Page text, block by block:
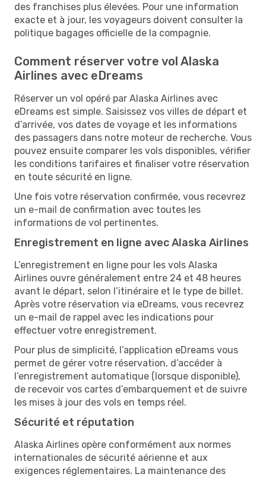
des franchises plus élevées. Pour une information
exacte et à jour, les voyageurs doivent consulter la
politique bagages officielle de la compagnie.
Comment réserver votre vol Alaska
Airlines avec eDreams
​​Réserver un vol opéré par Alaska Airlines avec
eDreams est simple. Saisissez vos villes de départ et
d’arrivée, vos dates de voyage et les informations
des passagers dans notre moteur de recherche. Vous
pouvez ensuite comparer les vols disponibles, vérifier
les conditions tarifaires et finaliser votre réservation
en toute sécurité en ligne.
Une fois votre réservation confirmée, vous recevrez
un e-mail de confirmation avec toutes les
informations de vol pertinentes.
Enregistrement en ligne avec Alaska Airlines
L’enregistrement en ligne pour les vols Alaska
Airlines ouvre généralement entre 24 et 48 heures
avant le départ, selon l’itinéraire et le type de billet.
Après votre réservation via eDreams, vous recevrez
un e-mail de rappel avec les indications pour
effectuer votre enregistrement.
Pour plus de simplicité, l’application eDreams vous
permet de gérer votre réservation, d’accéder à
l’enregistrement automatique (lorsque disponible),
de recevoir vos cartes d’embarquement et de suivre
les mises à jour des vols en temps réel.
Sécurité et réputation
Alaska Airlines opère conformément aux normes
internationales de sécurité aérienne et aux
exigences réglementaires. La maintenance des